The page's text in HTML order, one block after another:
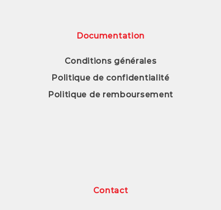
Documentation
Conditions générales
Politique de confidentialité
Politique de remboursement
Contact